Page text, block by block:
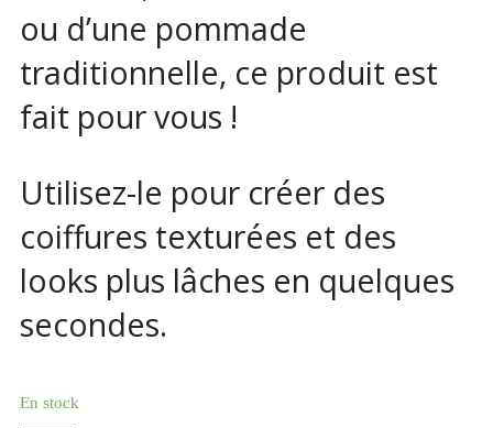
ou d’une pommade
traditionnelle, ce produit est
fait pour vous !
Utilisez-le pour créer des
coiffures texturées et des
looks plus lâches en quelques
secondes.
En stock